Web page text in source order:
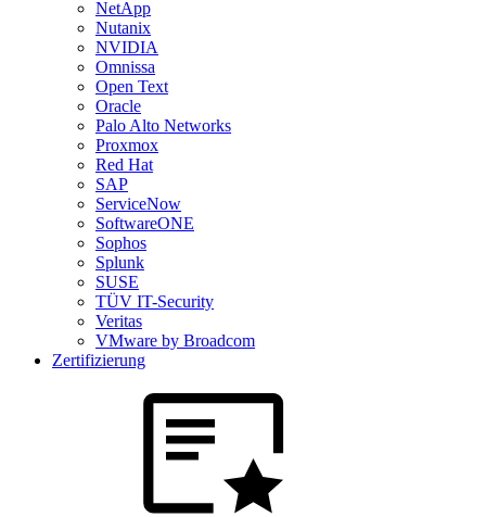
NetApp
Nutanix
NVIDIA
Omnissa
Open Text
Oracle
Palo Alto Networks
Proxmox
Red Hat
SAP
ServiceNow
SoftwareONE
Sophos
Splunk
SUSE
TÜV IT-Security
Veritas
VMware by Broadcom
Zertifizierung